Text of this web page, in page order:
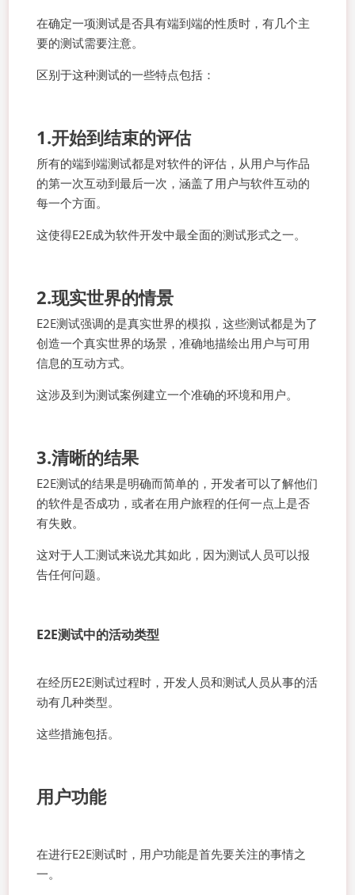
在确定一项测试是否具有端到端的性质时，有几个主
要的测试需要注意。
区别于这种测试的一些特点包括：
1.开始到结束的评估
所有的端到端测试都是对软件的评估，从用户与作品
的第一次互动到最后一次，涵盖了用户与软件互动的
每一个方面。
这使得E2E成为软件开发中最全面的测试形式之一。
2.现实世界的情景
E2E测试强调的是真实世界的模拟，这些测试都是为了
创造一个真实世界的场景，准确地描绘出用户与可用
信息的互动方式。
这涉及到为测试案例建立一个准确的环境和用户。
3.清晰的结果
E2E测试的结果是明确而简单的，开发者可以了解他们
的软件是否成功，或者在用户旅程的任何一点上是否
有失败。
这对于人工测试来说尤其如此，因为测试人员可以报
告任何问题。
E2E测试中的活动类型
在经历E2E测试过程时，开发人员和测试人员从事的活
动有几种类型。
这些措施包括。
用户功能
在进行E2E测试时，用户功能是首先要关注的事情之
一。